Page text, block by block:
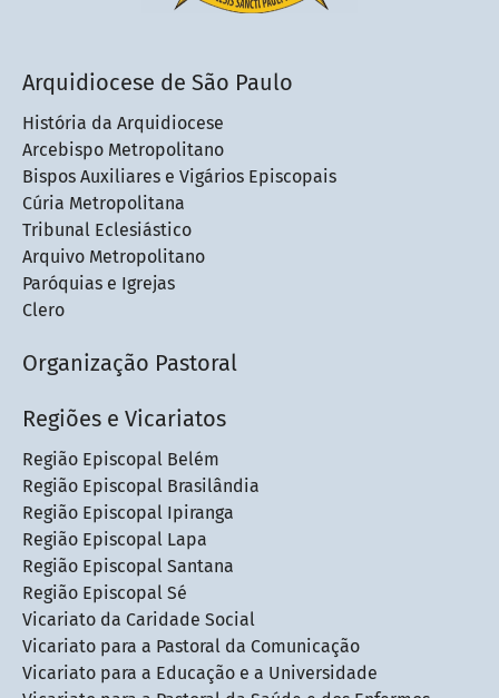
Arquidiocese de São Paulo
História da Arquidiocese
Arcebispo Metropolitano
Bispos Auxiliares e Vigários Episcopais
Cúria Metropolitana
Tribunal Eclesiástico
Arquivo Metropolitano
Paróquias e Igrejas
Clero
Organização Pastoral
Regiões e Vicariatos
Região Episcopal Belém
Região Episcopal Brasilândia
Região Episcopal Ipiranga
Região Episcopal Lapa
Região Episcopal Santana
Região Episcopal Sé
Vicariato da Caridade Social
Vicariato para a Pastoral da Comunicação
Vicariato para a Educação e a Universidade